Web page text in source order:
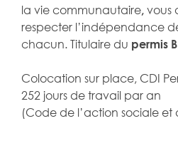
la vie communautaire, vous
respecter l’indépendance
chacun. Titulaire du permis
Colocation sur place, CDI
252 jours de travail par an
(Code de l’action sociale et